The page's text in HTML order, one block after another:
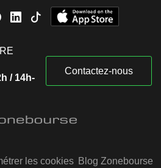
/ 14h-
Contactez-nous
les cookies Blog Zonebourse